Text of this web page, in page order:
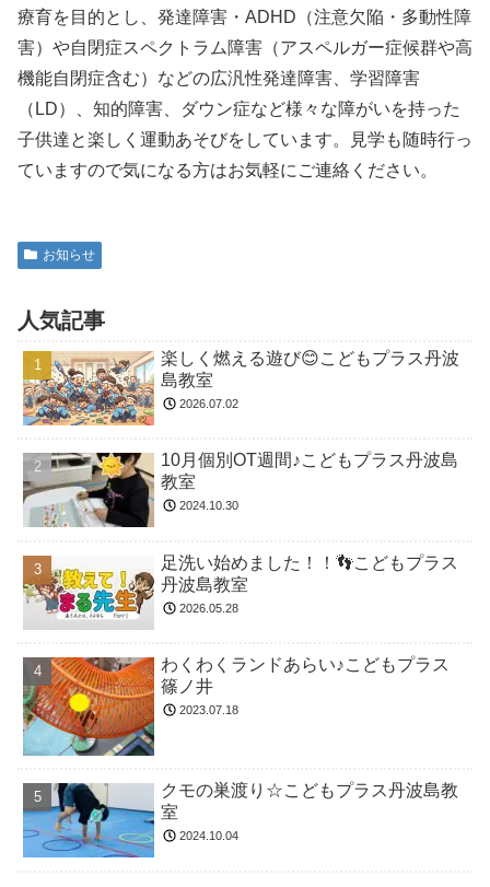
療育を目的とし、発達障害・ADHD（注意欠陥・多動性障
害）や自閉症スペクトラム障害（アスペルガー症候群や高
機能自閉症含む）などの広汎性発達障害、学習障害
（LD）、知的障害、ダウン症など様々な障がいを持った
子供達と楽しく運動あそびをしています。見学も随時行っ
ていますので気になる方はお気軽にご連絡ください。
お知らせ
人気記事
楽しく燃える遊び😊こどもプラス丹波
島教室
2026.07.02
10月個別OT週間♪こどもプラス丹波島
教室
2024.10.30
足洗い始めました！！👣こどもプラス
丹波島教室
2026.05.28
わくわくランドあらい♪こどもプラス
篠ノ井
2023.07.18
クモの巣渡り☆こどもプラス丹波島教
室
2024.10.04